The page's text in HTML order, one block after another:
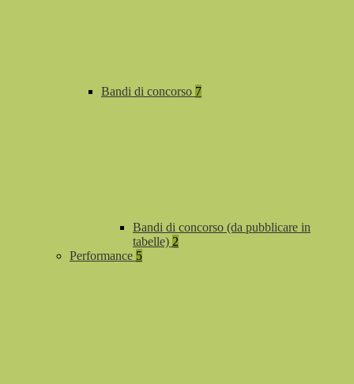
Bandi di concorso 7
Bandi di concorso (da pubblicare in
tabelle) 2
Performance 5